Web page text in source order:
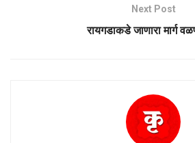
Next Post
रायगडाकडे जाणारा मार्ग